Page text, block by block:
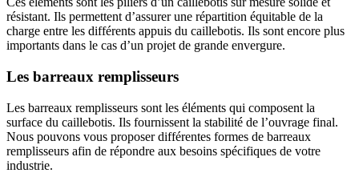
résistant. Ils permettent d’assurer une répartition équitable de la
charge entre les différents appuis du caillebotis. Ils sont encore plus
importants dans le cas d’un projet de grande envergure.
Les barreaux remplisseurs
Les barreaux remplisseurs sont les éléments qui composent la
surface du caillebotis. Ils fournissent la stabilité de l’ouvrage final.
Nous pouvons vous proposer différentes formes de barreaux
remplisseurs afin de répondre aux besoins spécifiques de votre
industrie.